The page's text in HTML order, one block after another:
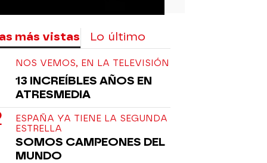
más vistas Lo último
NOS VEMOS, EN LA TELEVISIÓN
13 INCREÍBLES AÑOS EN
ATRESMEDIA
ESPAÑA YA TIENE LA SEGUNDA
ESTRELLA
SOMOS CAMPEONES DEL
MUNDO